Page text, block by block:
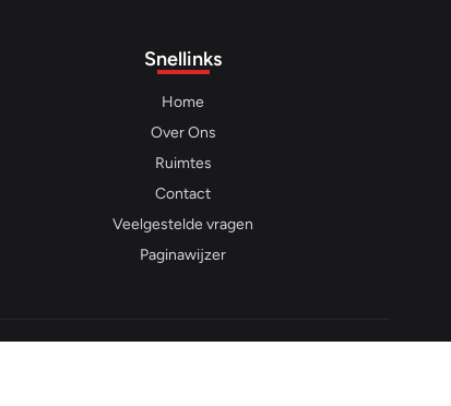
Snellinks
Home
Over Ons
Ruimtes
Contact
Veelgestelde vragen
Paginawijzer